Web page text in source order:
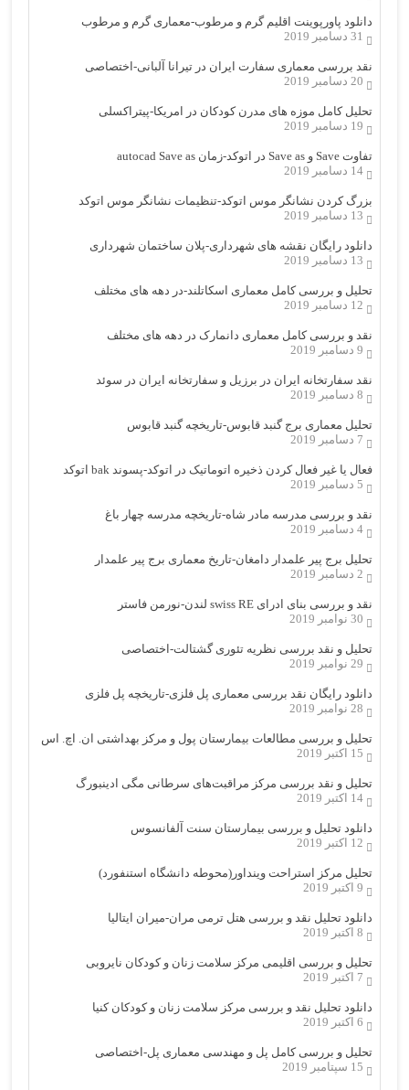
دانلود پاورپوینت اقلیم گرم و مرطوب-معماری گرم و مرطوب
31 دسامبر 2019
نقد بررسی معماری سفارت ایران در تیرانا آلبانی-اختصاصی
20 دسامبر 2019
تحلیل کامل موزه های مدرن کودکان در امریکا-پیتراکسلی
19 دسامبر 2019
تفاوت Save و Save as در اتوکد-زمان autocad Save as
14 دسامبر 2019
بزرگ کردن نشانگر موس اتوکد-تنظیمات نشانگر موس اتوکد
13 دسامبر 2019
دانلود رایگان نقشه های شهرداری-پلان ساختمان شهرداری
13 دسامبر 2019
تحلیل و بررسی کامل معماری اسکاتلند-در دهه های مختلف
12 دسامبر 2019
نقد و بررسی کامل معماری دانمارک در دهه های مختلف
9 دسامبر 2019
نقد سفارتخانه ایران در برزیل و سفارتخانه ایران در سوئد
8 دسامبر 2019
تحلیل معماری برج گنبد قابوس-تاریخچه گنبد قابوس
7 دسامبر 2019
فعال یا غیر فعال کردن ذخیره اتوماتیک در اتوکد-پسوند bak اتوکد
5 دسامبر 2019
نقد و بررسی مدرسه مادر شاه-تاریخچه مدرسه چهار باغ
4 دسامبر 2019
تحلیل برج پیر علمدار دامغان-تاریخ معماری برج پیر علمدار
2 دسامبر 2019
نقد و بررسی بنای ادرای swiss RE لندن-نورمن فاستر
30 نوامبر 2019
تحلیل و نقد بررسی نظریه تئوری گشتالت-اختصاصی
29 نوامبر 2019
دانلود رایگان نقد بررسی معماری پل فلزی-تاریخچه پل فلزی
28 نوامبر 2019
تحلیل و بررسی مطالعات بیمارستان پول و مرکز بهداشتی ان. اچ. اس
15 اکتبر 2019
تحلیل و نقد بررسی مرکز مراقبت‌های سرطانی مگی ادینبورگ
14 اکتبر 2019
دانلود تحلیل و بررسی بیمارستان سنت آلفانسوس
12 اکتبر 2019
تحلیل مرکز استراحت وینداور(محوطه دانشگاه استنفورد)
9 اکتبر 2019
دانلود تحلیل نقد و بررسی هتل ترمی مران-میران ایتالیا
8 اکتبر 2019
تحلیل و بررسی اقلیمی مرکز سلامت زنان و کودکان نایروبی
7 اکتبر 2019
دانلود تحلیل نقد و بررسی مرکز سلامت زنان و کودکان کنیا
6 اکتبر 2019
تحلیل و بررسی کامل پل و مهندسی معماری پل-اختصاصی
15 سپتامبر 2019